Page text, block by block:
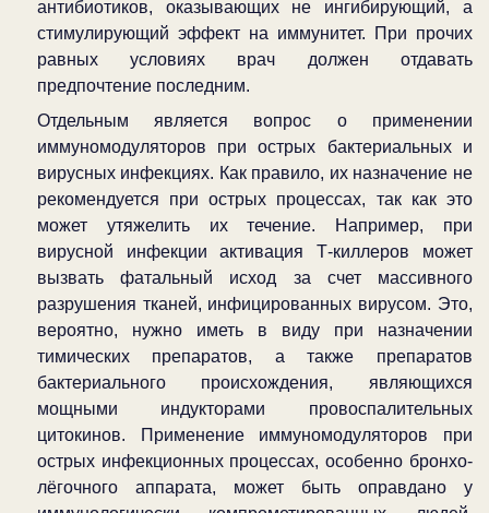
антибиотиков, оказывающих не ингибирующий, а
стимулирующий эффект на иммунитет. При прочих
равных условиях врач должен отдавать
предпочтение последним.
Отдельным является вопрос о применении
иммуномодуляторов при острых бактериальных и
вирусных инфекциях. Как правило, их назначение не
рекомендуется при острых процессах, так как это
может утяжелить их течение. Например, при
вирусной инфекции активация Т-киллеров может
вызвать фатальный исход за счет массивного
разрушения тканей, инфицированных вирусом. Это,
вероятно, нужно иметь в виду при назначении
тимических препаратов, а также препаратов
бактериального происхождения, являющихся
мощными индукторами провоспалительных
цитокинов. Применение иммуномодуляторов при
острых инфекционных процессах, особенно бронхо-
лёгочного аппарата, может быть оправдано у